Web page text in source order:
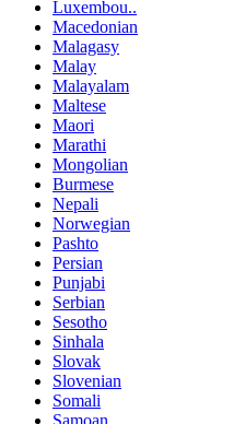
Luxembou..
Macedonian
Malagasy
Malay
Malayalam
Maltese
Maori
Marathi
Mongolian
Burmese
Nepali
Norwegian
Pashto
Persian
Punjabi
Serbian
Sesotho
Sinhala
Slovak
Slovenian
Somali
Samoan